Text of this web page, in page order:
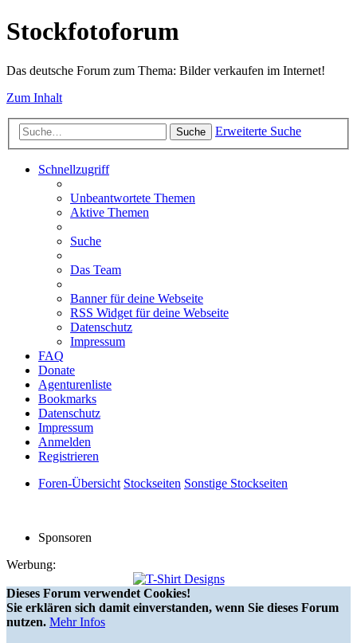
Stockfotoforum
Das deutsche Forum zum Thema: Bilder verkaufen im Internet!
Zum Inhalt
Suche Erweiterte Suche
Schnellzugriff
Unbeantwortete Themen
Aktive Themen
Suche
Das Team
Banner für deine Webseite
RSS Widget für deine Webseite
Datenschutz
Impressum
FAQ
Donate
Agenturenliste
Bookmarks
Datenschutz
Impressum
Anmelden
Registrieren
Foren-Übersicht Stockseiten Sonstige Stockseiten
Sponsoren
Werbung:
Dieses Forum verwendet Cookies!
Sie erklären sich damit einverstanden, wenn Sie dieses Forum
nutzen. Mehr Infos